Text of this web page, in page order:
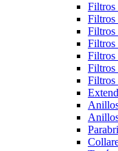
Filtros
Filtros
Filtros
Filtros
Filtros